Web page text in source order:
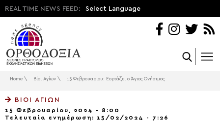
REAL TIME NEWS FEED: Select Language
Home \ Βίοι Αγίων \ 15 Φεβρουαρίου: Εορτάζει ο Άγιος Ονήσιμος
ΒΊΟΙ ΑΓΊΩΝ
15 Φεβρουαρίου, 2024 - 8:00
Τελευταία ενημέρωση: 15/02/2024 - 7:26